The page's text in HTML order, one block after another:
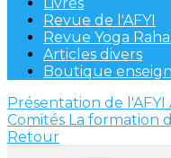
Revue de l'AFYI
Revue Yoga
Articles divers
Boutique
Présentation de l'AFYI
Comités La formation
Retour